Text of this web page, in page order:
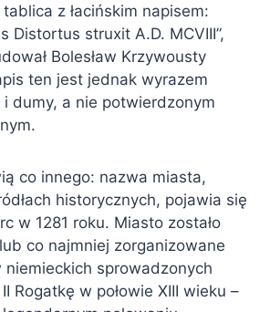
z łacińskim napisem:
Distortus struxit A.D. MCVIII”,
Bolesław Krzywousty
ten jest jednak wyrazem
dumy, a nie potwierdzonym
co innego: nazwa miasta,
historycznych, pojawia się
w 1281 roku. Miasto zostało
co najmniej zorganizowane
niemieckich sprowadzonych
Rogatkę w połowie XIII wieku –